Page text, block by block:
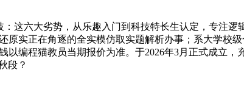
六大劣势，从乐趣入门到科技特长生认定，专注逻
实正在角逐的全实模仿取实题解析办事；系大学校
编程猫教员当期报价为准。于2026年3月正式成立
段？